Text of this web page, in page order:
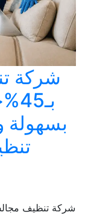
شركة
شركة تنظيف